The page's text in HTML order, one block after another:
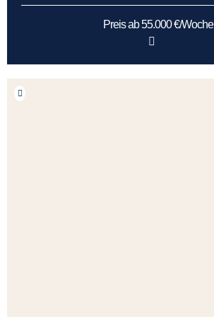
Preis ab 55.000 €/Woche